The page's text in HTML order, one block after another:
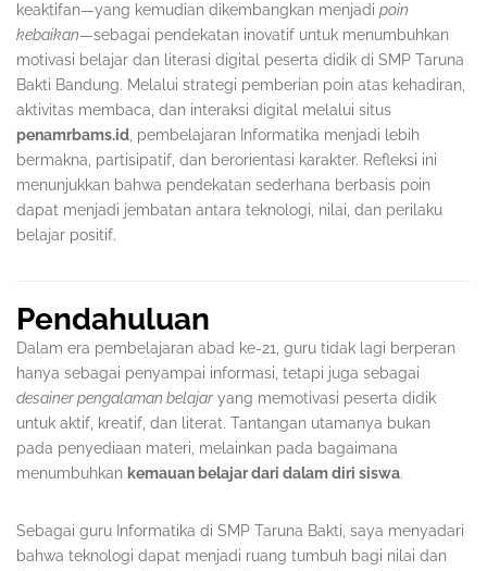
keaktifan—yang kemudian dikembangkan menjadi poin
kebaikan—sebagai pendekatan inovatif untuk menumbuhkan
motivasi belajar dan literasi digital peserta didik di SMP Taruna
Bakti Bandung. Melalui strategi pemberian poin atas kehadiran,
aktivitas membaca, dan interaksi digital melalui situs
penamrbams.id, pembelajaran Informatika menjadi lebih
bermakna, partisipatif, dan berorientasi karakter. Refleksi ini
menunjukkan bahwa pendekatan sederhana berbasis poin
dapat menjadi jembatan antara teknologi, nilai, dan perilaku
belajar positif.
Pendahuluan
Dalam era pembelajaran abad ke-21, guru tidak lagi berperan
hanya sebagai penyampai informasi, tetapi juga sebagai
desainer pengalaman belajar yang memotivasi peserta didik
untuk aktif, kreatif, dan literat. Tantangan utamanya bukan
pada penyediaan materi, melainkan pada bagaimana
menumbuhkan kemauan belajar dari dalam diri siswa.
Sebagai guru Informatika di SMP Taruna Bakti, saya menyadari
bahwa teknologi dapat menjadi ruang tumbuh bagi nilai dan